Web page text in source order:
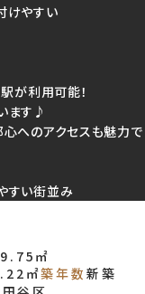
㎡
㎡築年数 新築
けやすい
が利用可能！
ます♪
へのアクセスも魅力で
すい街並み
着いた住宅街の中に置
しを整えやすい住環境で
で、少し中へ入ると住
のバランスを取りやすい